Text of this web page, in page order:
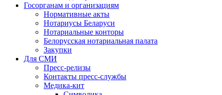
Госорганам и организациям
Нормативные акты
Нотариусы Беларуси
Нотариальные конторы
Белорусская нотариальная палата
Закупки
Для СМИ
Пресс-релизы
Контакты пресс-службы
Медика-кит